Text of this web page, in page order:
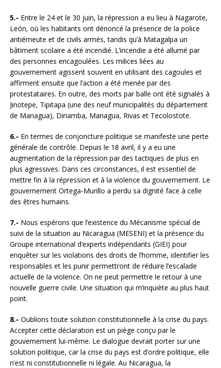
5.- Entre le 24 et le 30 juin, la répression a eu lieu à Nagarote,
León, où les habitants ont dénoncé la présence de la police
antiémeute et de civils armés, tandis qu’à Matagalpa un
bâtiment scolaire a été incendié. L’incendie a été allumé par
des personnes encagoulées. Les milices liées au
gouvernement agissent souvent en utilisant des cagoules et
affirment ensuite que l’action a été menée par des
protestataires. En outre, des morts par balle ont été signalés à
Jinotepe, Tipitapa (une des neuf municipalités du département
de Managua), Diriamba, Managua, Rivas et Tecolostote.
6.- En termes de conjoncture politique se manifeste une perte
générale de contrôle. Depuis le 18 avril, il y a eu une
augmentation de la répression par des tactiques de plus en
plus agressives. Dans ces circonstances, il est essentiel de
mettre fin à la répression et à la violence du gouvernement. Le
gouvernement Ortega-Murillo a perdu sa dignité face à celle
des êtres humains.
7.- Nous espérons que l’existence du Mécanisme spécial de
suivi de la situation au Nicaragua (MESENI) et la présence du
Groupe international d’experts indépendants (GIEI) pour
enquêter sur les violations des droits de l’homme, identifier les
responsables et les punir permettront de réduire l’escalade
actuelle de la violence. On ne peut permettre le retour à une
nouvelle guerre civile. Une situation qui m’inquiète au plus haut
point.
8.- Oublions toute solution constitutionnelle à la crise du pays.
Accepter cette déclaration est un piège conçu par le
gouvernement lui-même. Le dialogue devrait porter sur une
solution politique, car la crise du pays est d’ordre politique, elle
n’est ni constitutionnelle ni légale. Au Nicaragua, la